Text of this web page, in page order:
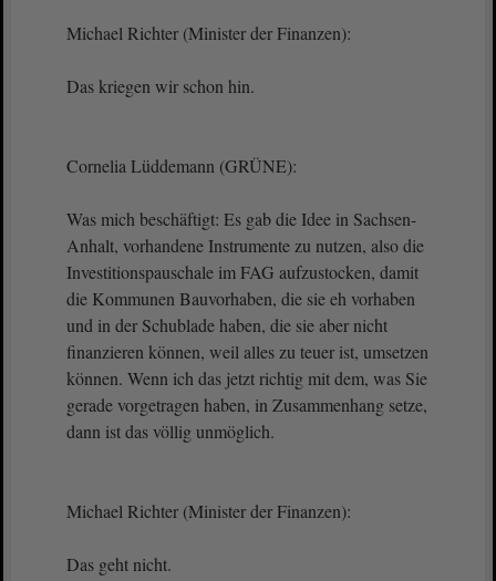
Michael Richter (Minister der Finanzen):
Das kriegen wir schon hin.
Cornelia Lüddemann (GRÜNE):
Was mich beschäftigt: Es gab die Idee in Sachsen-
Anhalt, vorhandene Instrumente zu nutzen, also die
Investitionspauschale im FAG aufzustocken, damit
die Kommunen Bauvorhaben, die sie eh vorhaben
und in der Schublade haben, die sie aber nicht
finanzieren können, weil alles zu teuer ist, umsetzen
können. Wenn ich das jetzt richtig mit dem, was Sie
gerade vorgetragen haben, in Zusammenhang setze,
dann ist das völlig unmöglich.
Michael Richter (Minister der Finanzen):
Das geht nicht.